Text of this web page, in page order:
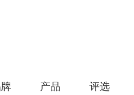
产品 评选